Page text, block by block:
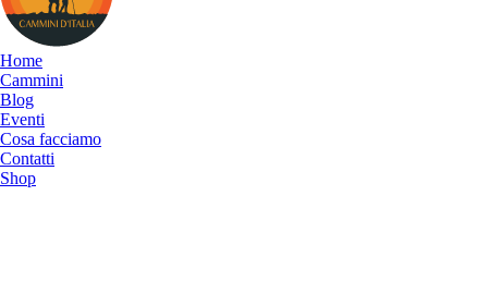
Home
Cammini
Blog
Eventi
Cosa facciamo
Contatti
Shop